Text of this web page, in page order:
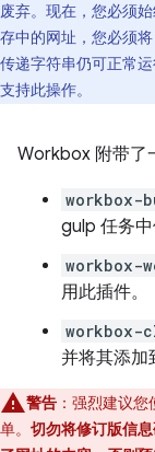
废弃。现在，您必须
存中的网址，您必须将
传递字符串仍可正常
支持此操作。
Workbox 附带了
workbox-
gulp 任务中
workbox-
用此插件。
workbox-
并将其添加
警告 ：强烈建议
单。 切勿将修订版信